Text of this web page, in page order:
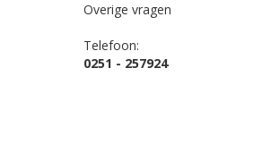
Overige vragen
Telefoon:
0251 - 257924